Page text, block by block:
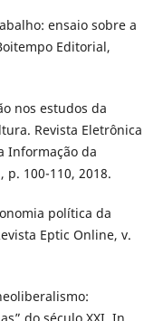
ensaio sobre a
Editorial,
nos estudos da
Revista Eletrônica
Informação da
p. 100-110, 2018.
política da
Eptic Online, v.